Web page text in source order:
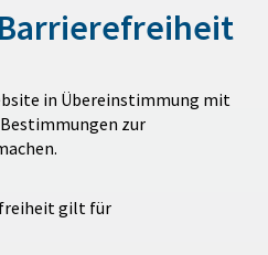
in Übereinstimmung mit
zur
gilt für